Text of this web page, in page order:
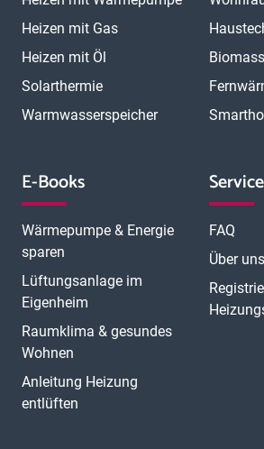
Heizen mit Gas
Heizen mit Öl
Solarthermie
Warmwasserspeicher
E-Books
Wärmepumpe & Energie
sparen
Lüftungsanlage im
Eigenheim
Raumklima & gesundes
Wohnen
Anleitung Heizung
entlüften
Service
FAQ
Über uns